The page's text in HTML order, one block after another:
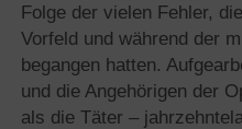
Folge der vielen Fehler,
Vorfeld und während der
begangen hatten.
und die Angehörigen der
als die Täter –